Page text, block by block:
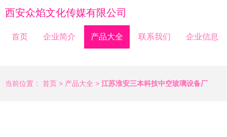
西安众焰文化传媒有限公司
首页 企业简介 产品大全 联系我们 企业信息
当前位置： 首页 > 产品大全 > 江苏淮安三本科技中空玻璃设备厂